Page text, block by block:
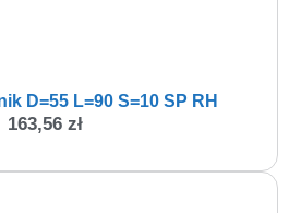
D=55 L=90 S=10 SP RH
163,56 zł